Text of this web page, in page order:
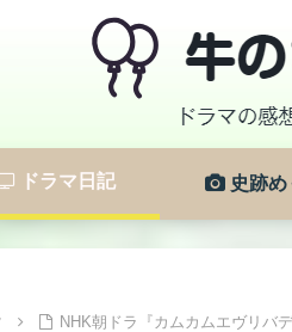
ドラマ日記 史跡め
NHK朝ドラ『カムカムエヴリバ